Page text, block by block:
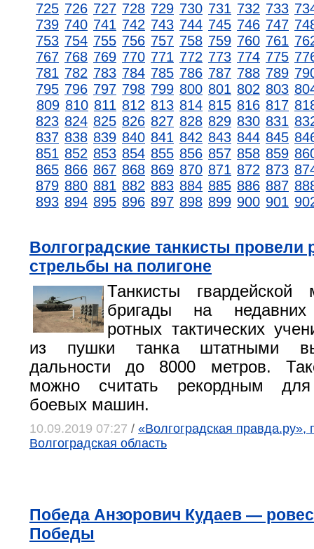
725 726 727 728 729 730 731 732 733
739 740 741 742 743 744 745 746 747
753 754 755 756 757 758 759 760 761
767 768 769 770 771 772 773 774 775
781 782 783 784 785 786 787 788 789
795 796 797 798 799 800 801 802 803
809 810 811 812 813 814 815 816 817
823 824 825 826 827 828 829 830 831
837 838 839 840 841 842 843 844 845
851 852 853 854 855 856 857 858 859
865 866 867 868 869 870 871 872 873
879 880 881 882 883 884 885 886 887
893 894 895 896 897 898 899 900 901
Волгоградские танкисты провели
стрельбы на полигоне
Танкисты гвардейской
бригады на недавних
ротных тактических
из пушки танка штатными
дальности до 8000 метров.
можно считать рекордным
боевых машин.
10.09.2019 07:27 / «Волгоградская правда.ру»,
Волгоградская область
Победа Анзорович Кудаев —
Победы